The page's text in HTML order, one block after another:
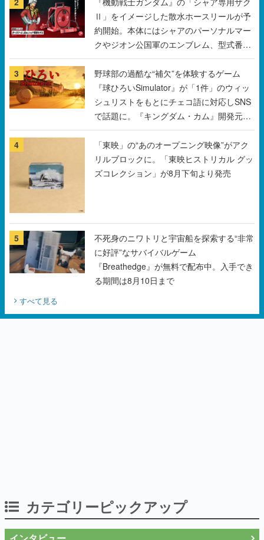
Ⅱ」をイメージした散水ホースリールが予
約開始。本体にはシャアのパーソナルマー
クやジオン公国軍のエンブレム、型式番号
などを配置
3
野球部の過酷な“補欠”を体験するゲーム
『球ひろいSimulator』が「1件」のウィッ
シュリストをもとにチェコ語に対応しSNS
で話題に。『キングダム・カム』開発元や
チェコのプロ野球選手から称賛の声
4
「東映」の“あのオープニング映像”がアク
リルブロックに。「東映ヒストリカル グッ
ズコレクション」が8月下旬より発売
5
不死身のニワトリと宇宙船を探索する“非常
に好評”なサバイバルゲーム
『Breathedge』が無料で配布中。入手でき
る期間は8月10日まで
すべて見る
カテゴリーピックアップ